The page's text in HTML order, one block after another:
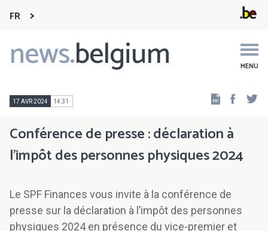
FR
news.belgium MENU
Main
navigation
17 AVR 2024 14:31
Conférence de presse : déclaration à
l’impôt des personnes physiques 2024
Le SPF Finances vous invite à la conférence de
presse sur la déclaration à l’impôt des personnes
physiques 2024 en présence du vice-premier et